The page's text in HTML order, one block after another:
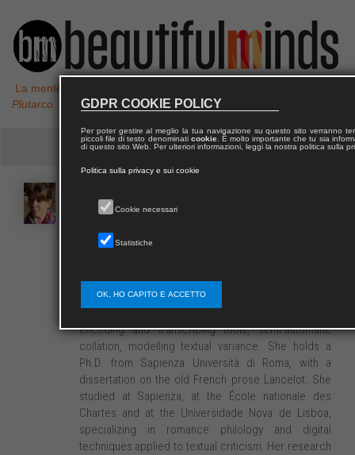
La mente non è un vaso da riempire, ma un fuoco da accendere,
Plutarco
Elena
Elena Spadini is a Marie Skłodowska-Curie
part of the European DiXiT Network, pursues digital
scholarly editions, as regard the scientific and
technical aspects: She is currently working on
encoding and transcribing tools, semi-automatic
collation, modelling textual variance. She holds a
Ph.D. from Sapienza Università di Roma, with a
dissertation on the old French prose Lancelot. She
studied at Sapienza, at the École nationale des
Chartes and at the Universidade Nova de Lisboa,
specializing in romance philology and digital
techniques applied to textual criticism. Her research
GDPR COOKIE POLICY
Per poter gestire al meglio la tua navigazione su questo sito verranno
piccoli file di testo denominati cookie. È molto importante che tu sia
di questo sito Web. Per ulteriori informazioni, leggi la nostra politica sulla
Politica sulla privacy e sui cookie
Cookie necessari
Statistiche
OK, HO CAPITO E ACCETTO